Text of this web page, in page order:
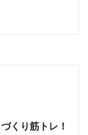
くり筋トレ！